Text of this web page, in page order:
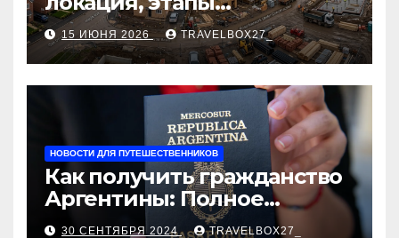
строительства, проверка
застройщика, сценарии
оформления сделки и
рыночные ориентиры
15 ИЮНЯ 2026 TRAVELBOX27_
НОВОСТИ ДЛЯ ПУТЕШЕСТВЕННИКОВ
Как получить гражданство
Аргентины: Полное
руководство
30 СЕНТЯБРЯ 2024 TRAVELBOX27_